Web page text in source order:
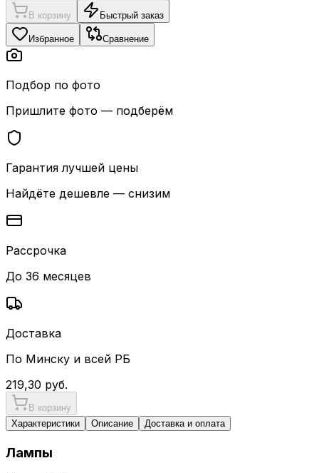
В корзину Быстрый заказ
Избранное Сравнение
Подбор по фото
Пришлите фото — подберём
Гарантия лучшей цены
Найдёте дешевле — снизим
Рассрочка
До 36 месяцев
Доставка
По Минску и всей РБ
219,30 руб.
В корзину
Характеристики
Описание Доставка и оплата
Лампы